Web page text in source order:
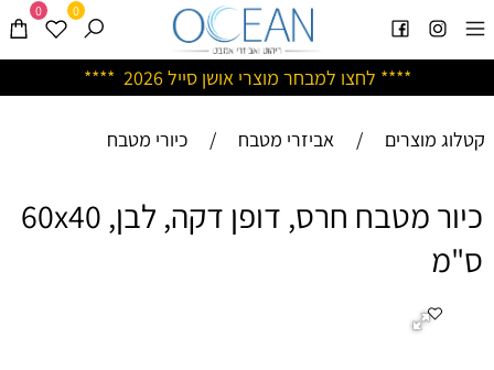
**** לחצו למבחר מוצרי אושן סייל 2026 ****
0 0
קטלוג מוצרים / אביזרי מטבח / כיורי מטבח
כיור מטבח חרס, דופן דקה, לבן, 60x40
ס"מ